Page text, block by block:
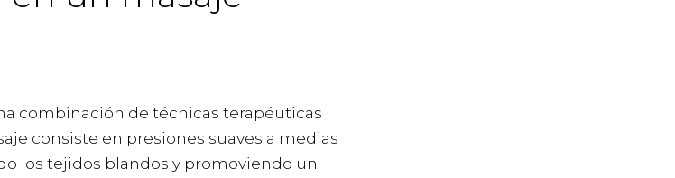
combinación de técnicas terapéuticas
consiste en presiones suaves a medias
los tejidos blandos y promoviendo un